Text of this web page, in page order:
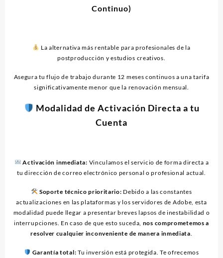
Continuo)
La alternativa más rentable para profesionales de la
postproducción y estudios creativos.
Asegura tu flujo de trabajo durante 12 meses continuos a una tarifa
significativamente menor que la renovación mensual.
Modalidad de Activación Directa a tu
Cuenta
Activación inmediata: Vinculamos el servicio de forma directa a
tu dirección de correo electrónico personal o profesional actual.
Soporte técnico prioritario: Debido a las constantes
actualizaciones en las plataformas y los servidores de Adobe, esta
modalidad puede llegar a presentar breves lapsos de inestabilidad o
interrupciones. En caso de que esto suceda, nos comprometemos a
resolver cualquier inconveniente de manera inmediata
Garantía total: Tu inversión está protegida. Te ofrecemos